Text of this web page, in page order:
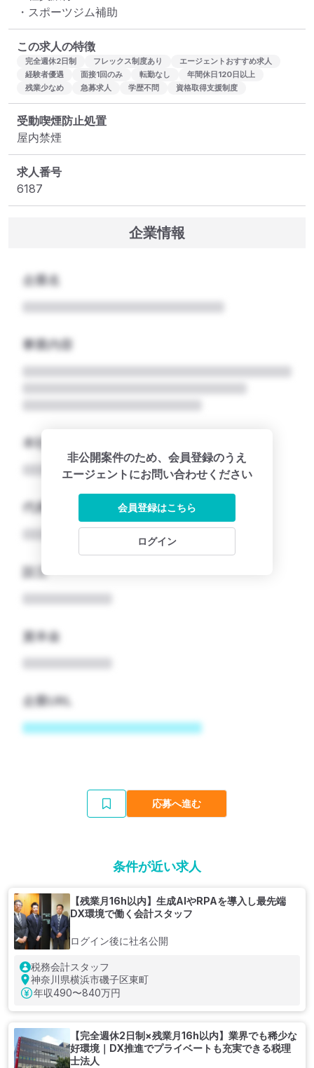
・スポーツジム補助
この求人の特徴
完全週休2日制 フレックス制度あり
エージェントおすすめ求人
経験者優遇
面接1回のみ 転勤なし
年間休日120日以上
残業少なめ
急募求人 学歴不問 資格取得支援制度
受動喫煙防止処置
屋内禁煙
求人番号
6187
企業情報
企業名
事業内容
本社所在地名
代表者
設立
資本金
企業URL
非公開案件のため、会員登録のうえ
エージェントにお問い合わせください
会員登録はこちら
ログイン
応募へ進む
条件が近い求人
【残業月16h以内】生成AIやRPAを導入し最先端
DX環境で働く会計スタッフ
ログイン後に社名公開
税務会計スタッフ
神奈川県横浜市磯子区東町
年収490〜840万円
【完全週休2日制×残業月16h以内】業界でも稀少な
好環境｜DX推進でプライベートも充実できる税理
士法人